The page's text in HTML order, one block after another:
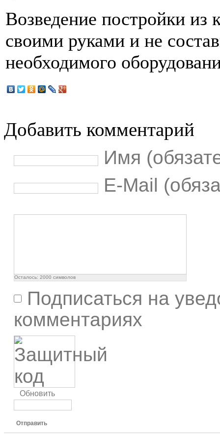
Возведение постройки из
своими руками и не
необходимого
Добавить комментарий
Имя
E-Mail
Осталось: 2000 символов
Подписаться на
комментариях
Обновить
Отправить